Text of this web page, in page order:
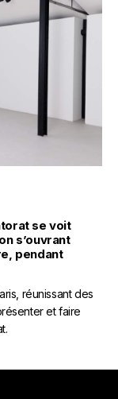
se voit
s’ouvrant
pendant
réunissant des
et faire